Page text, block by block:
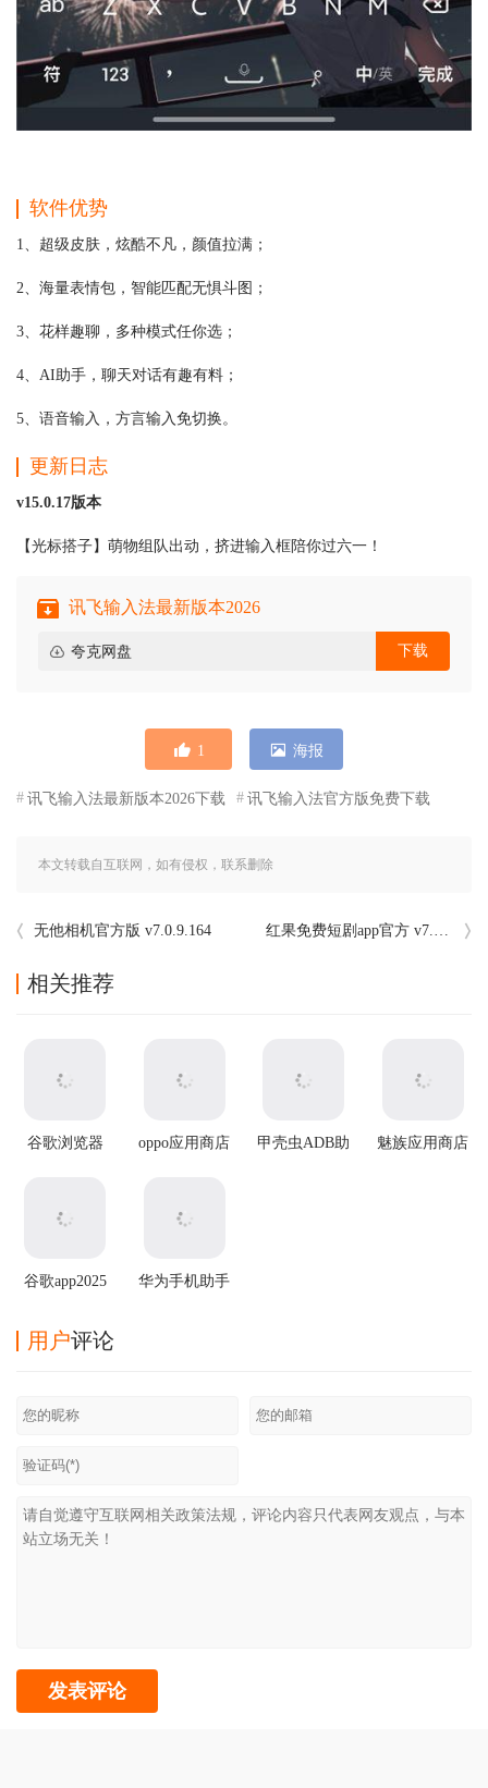
软件优势
1、超级皮肤，炫酷不凡，颜值拉满；
2、海量表情包，智能匹配无惧斗图；
3、花样趣聊，多种模式任你选；
4、AI助手，聊天对话有趣有料；
5、语音输入，方言输入免切换。
更新日志
v15.0.17版本
【光标搭子】萌物组队出动，挤进输入框陪你过六一！
讯飞输入法最新版本2026
夸克网盘 下载
1 海报
讯飞输入法最新版本2026下载 讯飞输入法官方版免费下载
本文转载自互联网，如有侵权，联系删除
无他相机官方版 v7.0.9.164 红果免费短剧app官方 v7.2.2.32最新版
相关推荐
谷歌浏览器
oppo应用商店
甲壳虫ADB助
魅族应用商店
谷歌app2025
华为手机助手
用户评论